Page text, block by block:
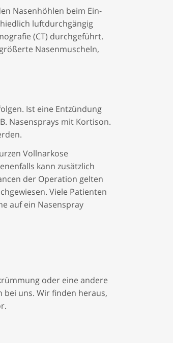
Nasenhöhlen beim Ein-
luftdurchgängig
(CT) durchgeführt.
Nasenmuscheln,
Ist eine Entzündung
Nasensprays mit Kortison.
Vollnarkose
kann zusätzlich
der Operation gelten
Viele Patienten
auf ein Nasenspray
oder eine andere
bei uns. Wir finden heraus,